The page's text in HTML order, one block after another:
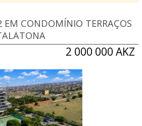
2 000 000 AKZ
CONDOMÍNIO TERRAÇOS